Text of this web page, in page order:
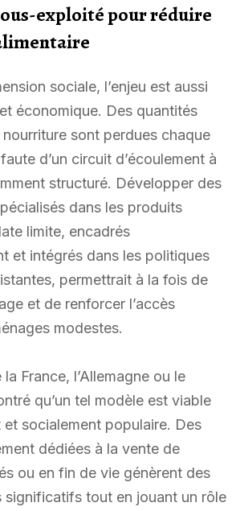
exploité pour réduire
sociale, l’enjeu est aussi
économique. Des quantités
sont perdues chaque
d’un circuit d’écoulement à
structuré. Développer des
dans les produits
limite, encadrés
et intégrés dans les politiques
permettrait à la fois de
et de renforcer l’accès
modestes.
France, l’Allemagne ou le
qu’un tel modèle est viable
socialement populaire. Des
dédiées à la vente de
ou en fin de vie génèrent des
significatifs tout en jouant un rôle